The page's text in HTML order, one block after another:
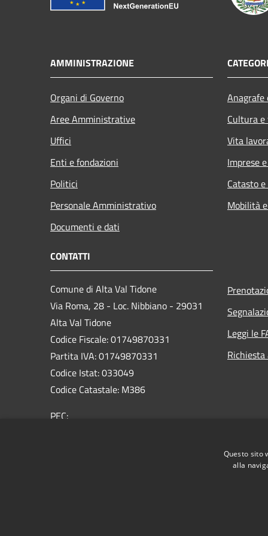
AMMINISTRAZIONE
Organi di Governo
Aree Amministrative
Uffici
Enti e fondazioni
Politici
Personale Amministrativo
Documenti e dati
Cultura
Vita
Imprese
Catasto
Mobilità
CONTATTI
Comune di Alta Val Tidone
Via Roma, 28 - Loc. Nibbiano - 29031
Alta Val Tidone
Codice Fiscale: 01749870331
Partita IVA: 01749870331
Codice Istat: 033049
Codice Catastale: M386
PEC:
Leggi le
Questo sito
alla